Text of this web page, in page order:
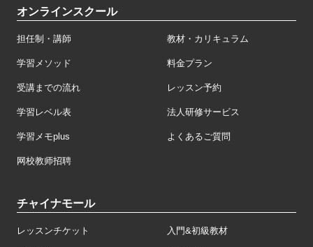
オンラインスクール
担任制・講師 教材・カリキュラム
学習メソッド 料金プラン
受講までの流れ レッスン予約
学習レベル表 法人研修サービス
学習メモplus よくあるご質問
网校教师招聘
チャイナモール
レッスンチケット 入門&初級教材